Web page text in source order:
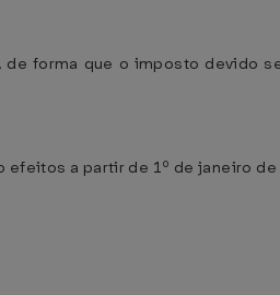
forma que o imposto devido
efeitos a partir de 1º de janeiro de